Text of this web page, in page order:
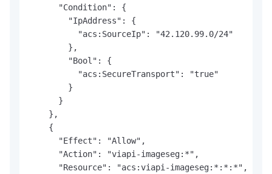
      "Condition": {
        "IpAddress": {
          "acs:SourceIp": "42.120.99.0/24"
        },
        "Bool": {
          "acs:SecureTransport": "true"
        }
      }
    },
    {
      "Effect": "Allow",
      "Action": "viapi-imageseg:*",
      "Resource": "acs:viapi-imageseg:*:*:*",